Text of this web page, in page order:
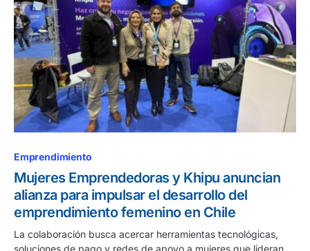
Emprendimiento
Mujeres Emprendedoras y Khipu anuncian
alianza para impulsar el desarrollo del
emprendimiento femenino en Chile
La colaboración busca acercar herramientas tecnológicas,
soluciones de pago y redes de apoyo a mujeres que lideran